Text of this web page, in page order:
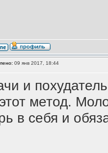
09 янв 2017, 18:44
и
метод.
в себя и